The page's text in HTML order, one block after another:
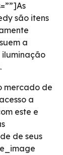
são itens
a
mercado de
a
este e
de seus